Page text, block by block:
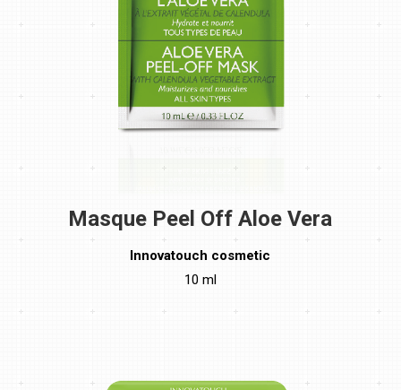
Masque Peel Off Aloe Vera
Innovatouch cosmetic
10 ml